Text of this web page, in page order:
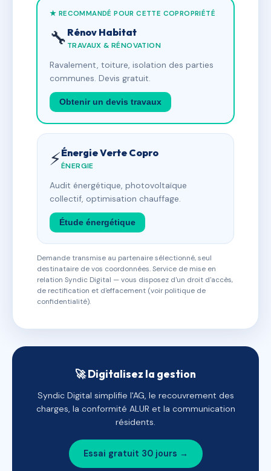
★ RECOMMANDÉ POUR CETTE COPROPRIÉTÉ
🔧 Rénov Habitat
TRAVAUX & RÉNOVATION
Ravalement, toiture, isolation des parties
communes. Devis gratuit.
Obtenir un devis travaux
⚡Énergie Verte Copro
ÉNERGIE
Audit énergétique, photovoltaïque
collectif, optimisation chauffage.
Étude énergétique
Demande transmise au partenaire sélectionné, seul
destinataire de vos coordonnées. Service de mise en
relation Syndic Digital — vous disposez d'un droit d'accès,
de rectification et d'effacement (voir politique de
confidentialité).
🚀 Digitalisez la gestion
Syndic Digital simplifie l'AG, le recouvrement des
charges, la conformité ALUR et la communication
résidents.
Essai gratuit 30 jours →